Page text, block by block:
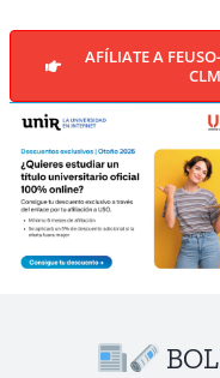
AFÍLIATE A FEUSO-
CLM